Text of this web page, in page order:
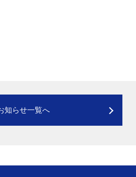
知らせ一覧へ